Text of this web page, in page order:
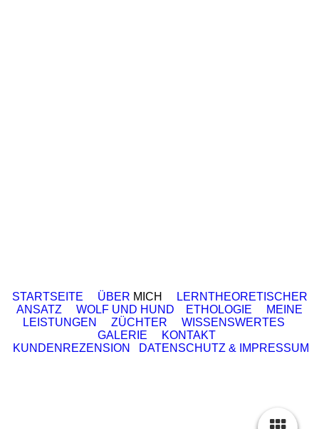
STARTSEITE ÜBER MICH
LERNTHEORETISCHER
ANSATZ
WOLF UND HUND ETHOLOGIE
MEINE
LEISTUNGEN
ZÜCHTER
WISSENSWERTES
GALERIE
KONTAKT
KUNDENREZENSION
DATENSCHUTZ & IMPRESSUM